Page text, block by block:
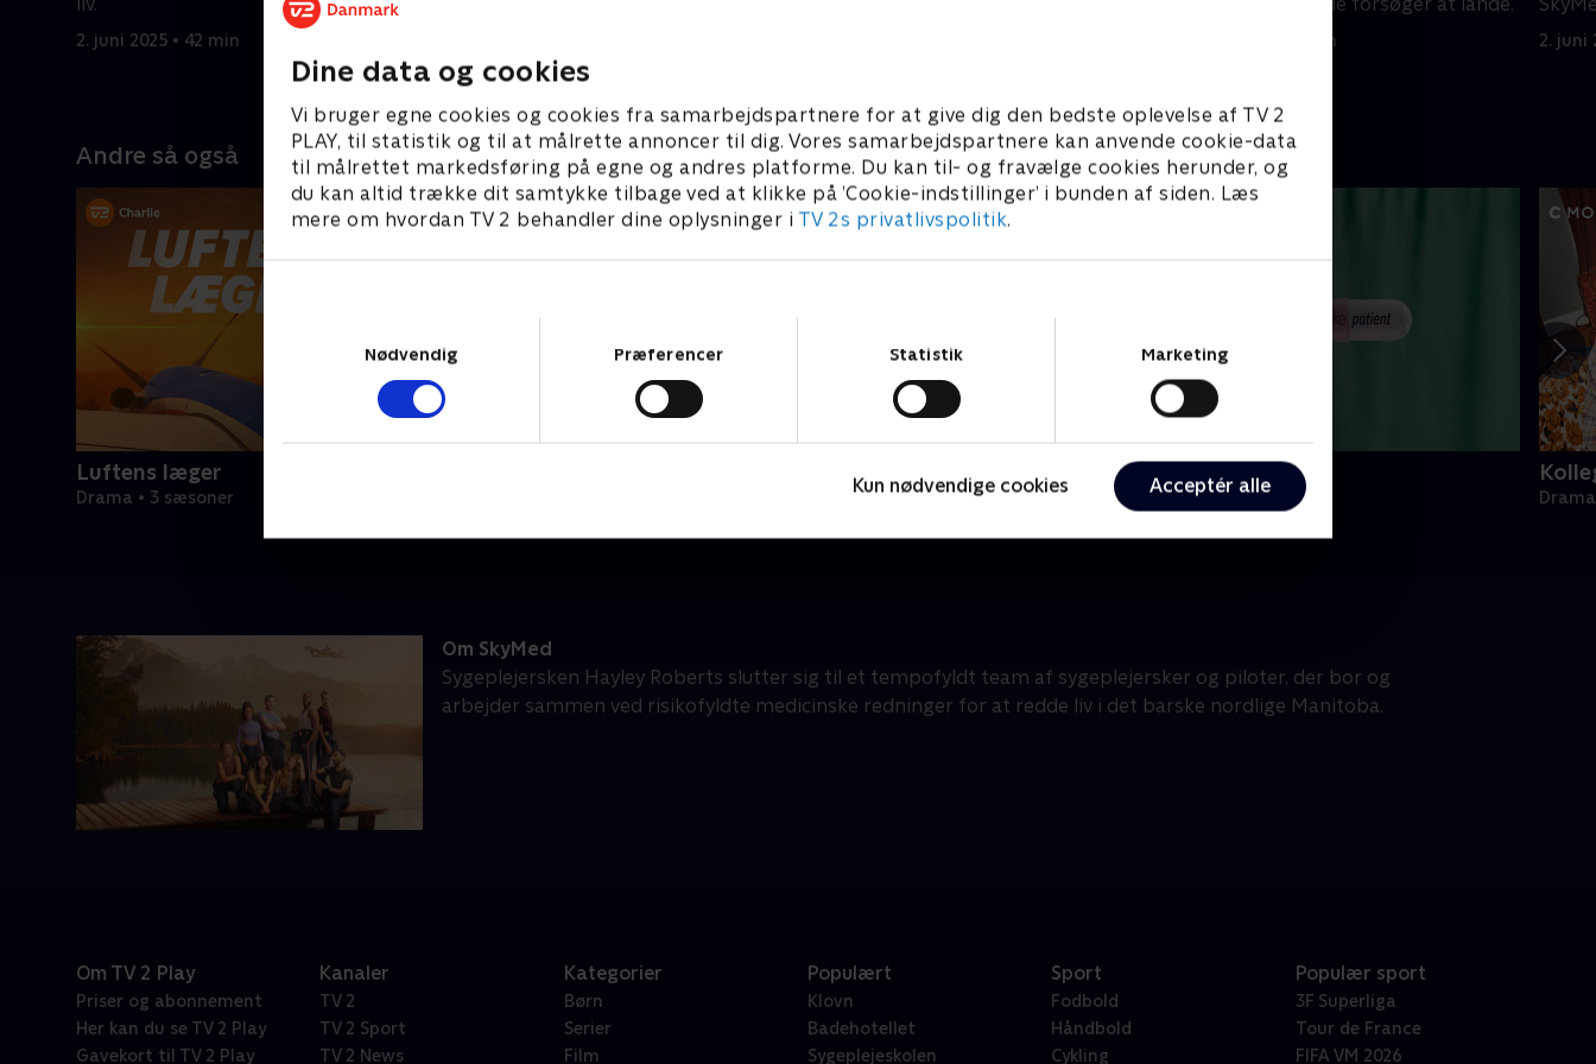
Dine data og cookies
Vi bruger egne cookies og cookies fra samarbejdspartnere for at give dig den bedste oplevelse af TV 2
PLAY, til statistik og til at målrette annoncer til dig. Vores samarbejdspartnere kan anvende cookie-data
til målrettet markedsføring på egne og andres platforme. Du kan til- og fravælge cookies herunder, og
du kan altid trække dit samtykke tilbage ved at klikke på ’Cookie-indstillinger’ i bunden af siden. Læs
mere om hvordan TV 2 behandler dine oplysninger i TV 2s privatlivspolitik.
Nødvendig
Præferencer Statistik Marketing
Kun nødvendige cookies Acceptér alle
2. juni 2025 • 42 min 2. juni 2025 • 42 min 2. juni
Andre så også
Luftens læger
Drama • 3 sæsoner
Fake Patient
Drama • 1 sæsoner
Om SkyMed
Sygeplejersken Hayley Roberts slutter sig til et tempofyldt team af sygeplejersker og piloter, der bor og
arbejder sammen ved risikofyldte medicinske redninger for at redde liv i det barske nordlige Manitoba.
Om TV 2 Play
Priser og abonnement
Her kan du se TV 2 Play
Gavekort til TV 2 Play
Kanaler
TV 2
TV 2 Sport
TV 2 News
Kategorier
Børn
Serier
Film
Populært
Klovn
Badehotellet
Sygeplejeskolen
Sport
Fodbold
Håndbold
Cykling
Populær sport
3F Superliga
Tour de France
FIFA VM 2026